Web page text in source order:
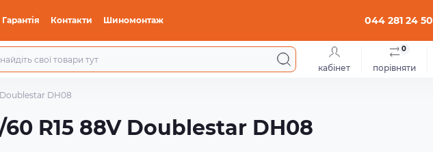
Гарантія Контакти Шиномонтаж 044 281 24 50
кабінет порівняти
0
Doublestar DH08
60 R15 88V Doublestar DH08